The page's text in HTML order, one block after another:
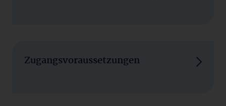
Zugangsvoraussetzungen